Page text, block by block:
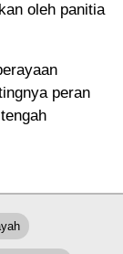
oleh panitia
peran